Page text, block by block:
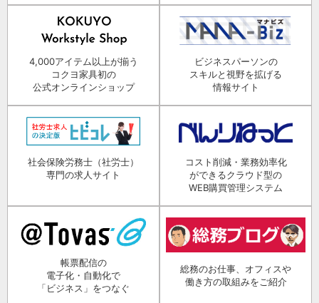
4,000アイテム以上が揃う
コクヨ家具初の
公式オンラインショップ
ビジネスパーソンの
スキルと視野を拡げる
情報サイト
社会保険労務士（社労士）
専門の求人サイト
コスト削減・業務効率化
ができるクラウド型の
WEB購買管理システム
帳票配信の
電子化・自動化で
「ビジネス」をつなぐ
総務のお仕事、オフィスや
働き方の取組みをご紹介